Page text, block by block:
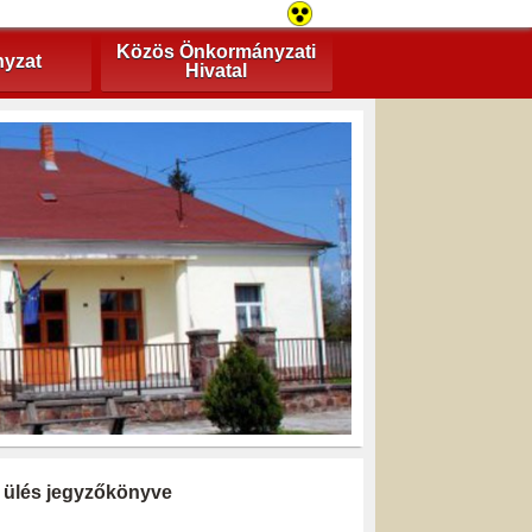
Közös Önkormányzati
Hivatal
ülés jegyzőkönyve